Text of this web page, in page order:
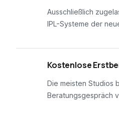
Ausschließlich
IPL-Systeme der
Kostenlose
Die meisten Studios
Beratungsgespräch